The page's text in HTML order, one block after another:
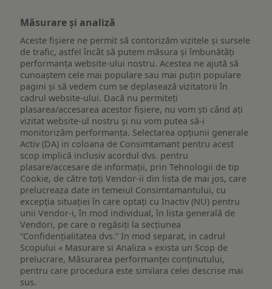
Măsurare și analiză
Aceste fișiere ne permit să contorizăm vizitele și sursele
de trafic, astfel încât să putem măsura și îmbunătăți
performanța website-ului nostru. Acestea ne ajută să
cunoaștem cele mai populare sau mai puțin populare
pagini și să vedem cum se deplasează vizitatorii în
cadrul website-ului. Dacă nu permiteți
plasarea/accesarea acestor fișiere, nu vom ști când ați
vizitat website-ul nostru și nu vom putea să-i
monitorizăm performanța. Selectarea opțiunii generale
Activ (DA) in coloana de Consimtamant pentru acest
scop implică inclusiv acordul dvs. pentru
plasare/accesare de informații, prin Tehnologii de tip
Cookie, de către toți Vendor-ii din lista de mai jos, care
prelucreaza date in temeiul Consimtamantului, cu
excepția situației în care optați cu Inactiv (NU) pentru
unii Vendor-i, în mod individual, în lista generală de
Vendori, pe care o regăsiți la secțiunea
“Confidențialitatea dvs.” In mod separat, in cadrul
Scopului « Masurare si Analiza » exista un Scop de
prelucrare, Măsurarea performanței conținutului,
pentru care procedura este similara celei descrise mai
sus.